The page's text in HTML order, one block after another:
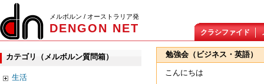
メルボルン / オーストラリア発
DENGON NET クラシファイド
カテゴリ（メルボルン質問箱）
生活
勉強会（ビジネス・英語）
こんにちは